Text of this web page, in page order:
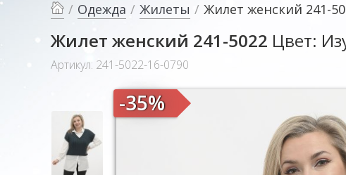
/ Одежда / Жилеты / Жилет женский 241-
Жилет женский 241-5022 Цвет:
Артикул: 241-5022-16-0790
-35%